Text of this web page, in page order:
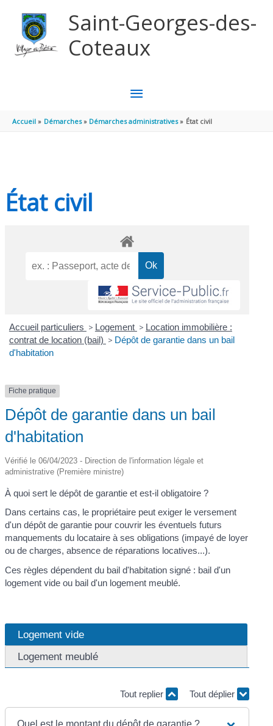
Saint-Georges-des-
Coteaux
MENU
PRINCIPAL
Accueil Démarches Démarches administratives État civil
État civil
Accueil particuliers > Logement > Location immobilière :
contrat de location (bail) > Dépôt de garantie dans un bail
d'habitation
Fiche pratique
Dépôt de garantie dans un bail
d'habitation
Vérifié le 06/04/2023 - Direction de l'information légale et
administrative (Première ministre)
À quoi sert le dépôt de garantie et est-il obligatoire ?
Dans certains cas, le propriétaire peut exiger le versement
d'un dépôt de garantie pour couvrir les éventuels futurs
manquements du locataire à ses obligations (impayé de loyer
ou de charges, absence de réparations locatives...).
Ces règles dépendent du bail d'habitation signé : bail d'un
logement vide ou bail d'un logement meublé.
Logement vide
Logement meublé
Tout replier Tout déplier
Quel est le montant du dépôt de garantie ?